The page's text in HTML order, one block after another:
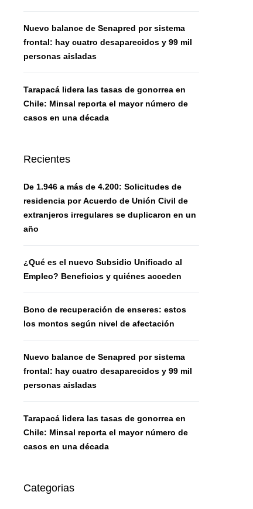
Nuevo balance de Senapred por sistema
frontal: hay cuatro desaparecidos y 99 mil
personas aisladas
Tarapacá lidera las tasas de gonorrea en
Chile: Minsal reporta el mayor número de
casos en una década
Recientes
De 1.946 a más de 4.200: Solicitudes de
residencia por Acuerdo de Unión Civil de
extranjeros irregulares se duplicaron en un
año
¿Qué es el nuevo Subsidio Unificado al
Empleo? Beneficios y quiénes acceden
Bono de recuperación de enseres: estos
los montos según nivel de afectación
Nuevo balance de Senapred por sistema
frontal: hay cuatro desaparecidos y 99 mil
personas aisladas
Tarapacá lidera las tasas de gonorrea en
Chile: Minsal reporta el mayor número de
casos en una década
Categorias